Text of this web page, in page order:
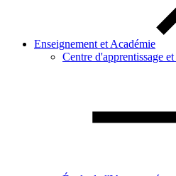
Enseignement et Académie
Centre d'apprentissage